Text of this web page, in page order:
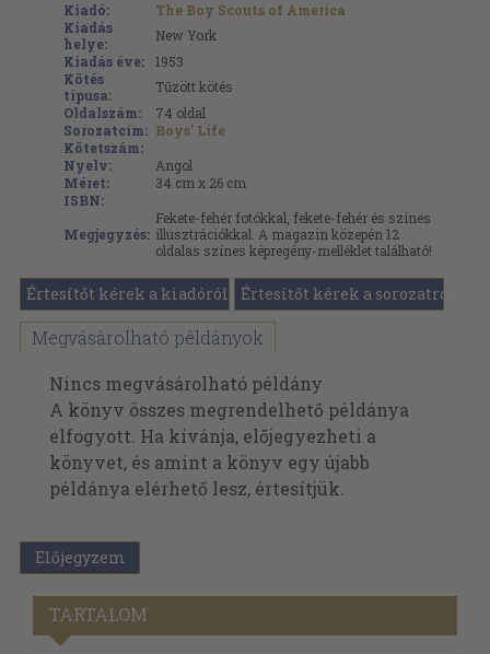
Kiadó:
The Boy Scouts of America
Kiadás
helye:
New York
Kiadás éve:
1953
Kötés
típusa:
Tűzött kötés
Oldalszám:
74 oldal
Sorozatcím: Boys' Life
Kötetszám:
Nyelv:
Angol
Méret:
34 cm x 26 cm
ISBN:
Megjegyzés:
Fekete-fehér fotókkal, fekete-fehér és színes
illusztrációkkal. A magazin közepén 12
oldalas színes képregény-melléklet található!
Értesítőt kérek a kiadóról Értesítőt kérek a sorozatról
Megvásárolható példányok
Nincs megvásárolható példány
A könyv összes megrendelhető példánya
elfogyott. Ha kívánja, előjegyezheti a
könyvet, és amint a könyv egy újabb
példánya elérhető lesz, értesítjük.
Előjegyzem
TARTALOM